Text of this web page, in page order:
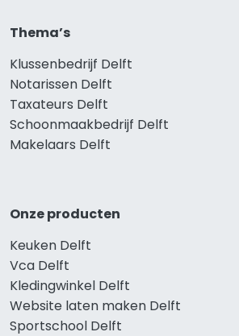
Thema’s
Klussenbedrijf Delft
Notarissen Delft
Taxateurs Delft
Schoonmaakbedrijf Delft
Makelaars Delft
Onze producten
Keuken Delft
Vca Delft
Kledingwinkel Delft
Website laten maken Delft
Sportschool Delft